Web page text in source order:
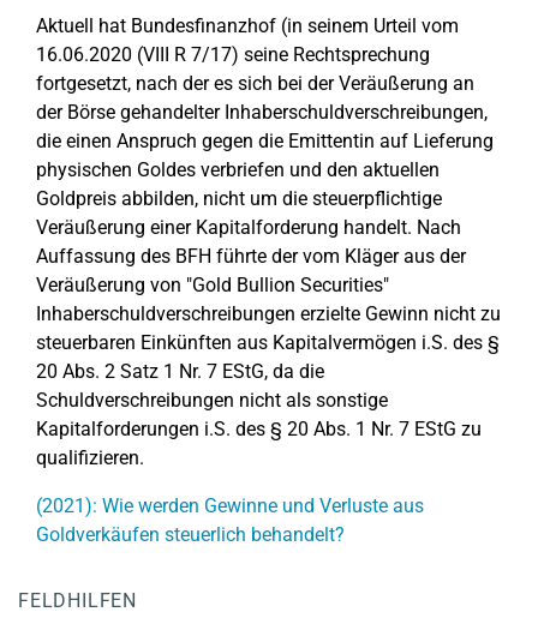
Aktuell hat Bundesfinanzhof (in seinem Urteil vom
16.06.2020 (VIII R 7/17) seine Rechtsprechung
fortgesetzt, nach der es sich bei der Veräußerung an
der Börse gehandelter Inhaberschuldverschreibungen,
die einen Anspruch gegen die Emittentin auf Lieferung
physischen Goldes verbriefen und den aktuellen
Goldpreis abbilden, nicht um die steuerpflichtige
Veräußerung einer Kapitalforderung handelt. Nach
Auffassung des BFH führte der vom Kläger aus der
Veräußerung von "Gold Bullion Securities"
Inhaberschuldverschreibungen erzielte Gewinn nicht zu
steuerbaren Einkünften aus Kapitalvermögen i.S. des §
20 Abs. 2 Satz 1 Nr. 7 EStG, da die
Schuldverschreibungen nicht als sonstige
Kapitalforderungen i.S. des § 20 Abs. 1 Nr. 7 EStG zu
qualifizieren.
(2021): Wie werden Gewinne und Verluste aus
Goldverkäufen steuerlich behandelt?
FELDHILFEN